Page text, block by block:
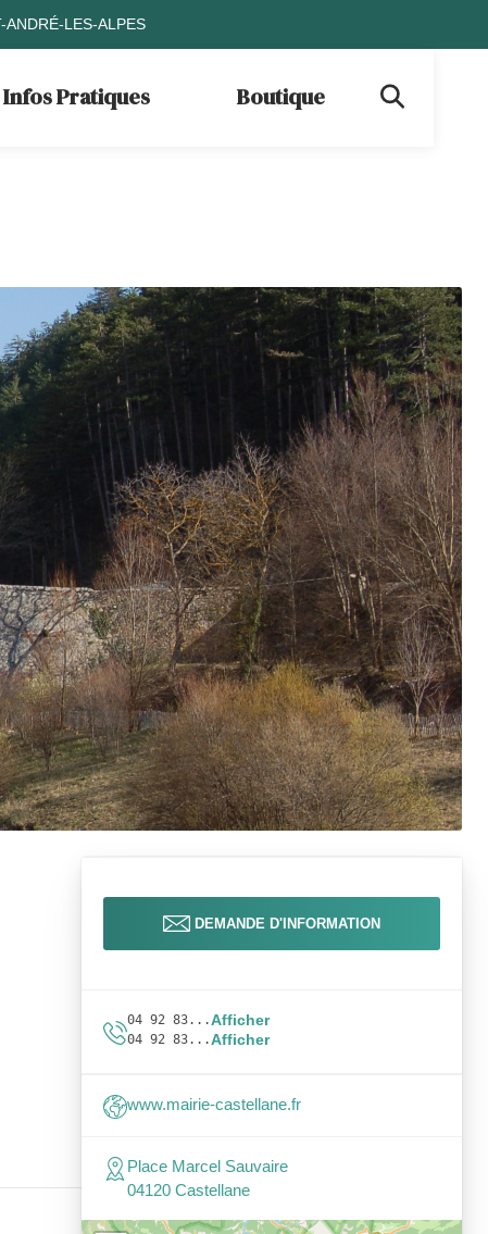
ANDRÉ-LES-ALPES
Infos Pratiques Boutique
DEMANDE D'INFORMATION
04 92 83...Afficher
04 92 83...Afficher
www.mairie-castellane.fr
Place Marcel Sauvaire
04120 Castellane